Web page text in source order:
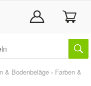
& Bodenbeläge › Farben &